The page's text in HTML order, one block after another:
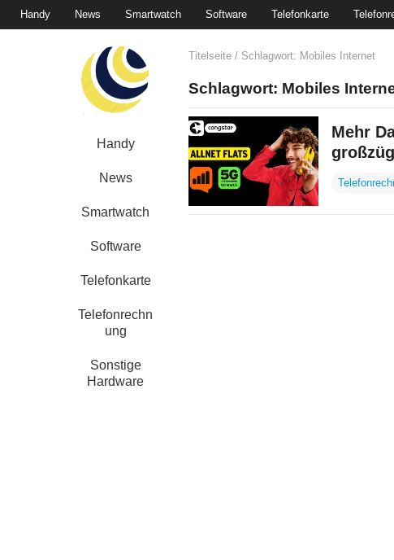
Handy News Smartwatch Software Telefonkarte
Handy
News
Smartwatch
Software
Telefonkarte
Telefonrechn
ung
Sonstige
Hardware
Titelseite / Schlagwort: Mobiles Internet
Schlagwort: Mobiles
Mehr